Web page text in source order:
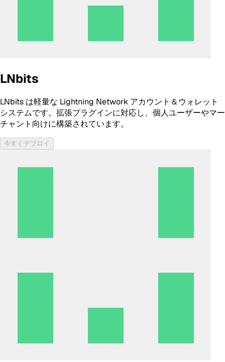
LNbits
LNbits は軽量な Lightning Network アカウント＆ウォレット
システムです。拡張プラグインに対応し、個人ユーザーやマー
チャント向けに構築されています。
今すぐデプロイ